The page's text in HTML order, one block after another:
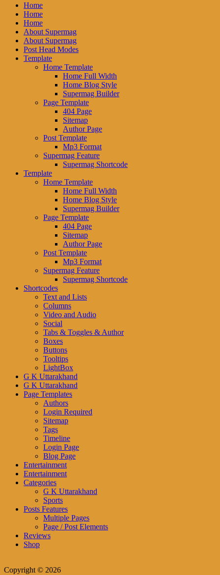
Home
Home
Home
About Supermag
About Supermag
Post Head Modes
Template
Home Template
Home Full Width
Home Blog Style
Supermag Builder
Page Template
404 Page
Sitemap
Author Page
Post Template
Mp3 Format
Supermag Feature
Supermag Shortcode
Template
Home Template
Home Full Width
Home Blog Style
Supermag Builder
Page Template
404 Page
Sitemap
Author Page
Post Template
Mp3 Format
Supermag Feature
Supermag Shortcode
Shortcodes
Text and Lists
Columns
Video and Audio
Social
Tabs & Toggles & Author
Boxes
Buttons
Tooltips
LightBox
G K Uttarakhand
G K Uttarakhand
Page Templates
Authors
Login Required
Sitemap
Tags
Timeline
Login Page
Blog Page
Entertainment
Entertainment
Categories
G K Uttarakhand
Sports
Posts Features
Multiple Pages
Page / Post Elements
Reviews
Shop
Copyright © 2026